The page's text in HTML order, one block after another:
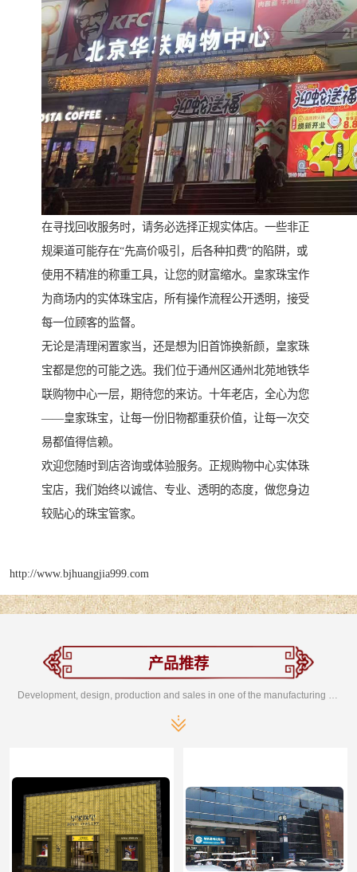
在寻找回收服务时，请务必选择正规实体店。一些非正
规渠道可能存在“先高价吸引，后各种扣费”的陷阱，或
使用不精准的称重工具，让您的财富缩水。皇家珠宝作
为商场内的实体珠宝店，所有操作流程公开透明，接受
每一位顾客的监督。
无论是清理闲置家当，还是想为旧首饰换新颜，皇家珠
宝都是您的可能之选。我们位于通州区通州北苑地铁华
联购物中心一层，期待您的来访。十年老店，全心为您
——皇家珠宝，让每一份旧物都重获价值，让每一次交
易都值得信赖。
欢迎您随时到店咨询或体验服务。正规购物中心实体珠
宝店，我们始终以诚信、专业、透明的态度，做您身边
较贴心的珠宝管家。
http://www.bjhuangjia999.com
产品推荐